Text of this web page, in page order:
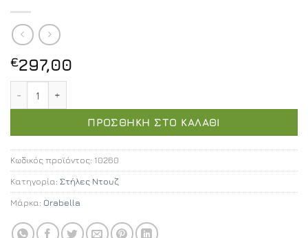
€297,00
ΠΡΟΣΘΉΚΗ ΣΤΟ ΚΑΛΆΘΙ
Κωδικός προϊόντος: 10260
Κατηγορία: Στήλες Ντουζ
Μάρκα: Orabella